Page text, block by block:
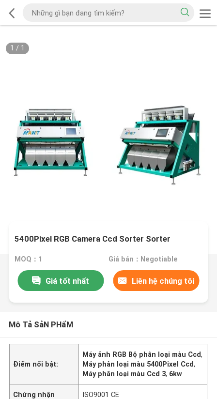
1 / 1
5400Pixel RGB Camera Ccd Sorter Sorter
MOQ：1 Giá bán：Negotiable
Giá tốt nhất Liên hệ chúng tôi
Mô Tả SảN PHẩM
Điểm nổi bật:
Máy ảnh RGB Bộ phân loại màu Ccd,
Máy phân loại màu 5400Pixel Ccd,
Máy phân loại màu Ccd 3, 6kw
Chứng nhận ISO9001 CE